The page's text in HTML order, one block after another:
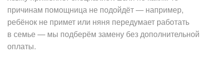
причинам помощница не подойдёт — например,
ребёнок не примет или няня передумает работать
в семье — мы подберём замену без дополнительной
оплаты.